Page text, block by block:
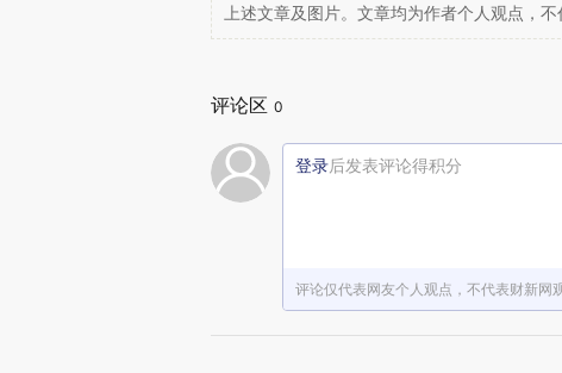
上述文章及图片。文章均为作者个人观点，不
评论区 0
登录后发表评论得积分
评论仅代表网友个人观点，不代表财新网